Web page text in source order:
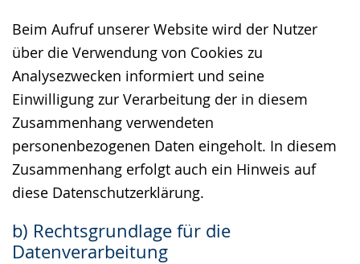
Beim Aufruf unserer Website wird der Nutzer
über die Verwendung von Cookies zu
Analysezwecken informiert und seine
Einwilligung zur Verarbeitung der in diesem
Zusammenhang verwendeten
personenbezogenen Daten eingeholt. In diesem
Zusammenhang erfolgt auch ein Hinweis auf
diese Datenschutzerklärung.
b) Rechtsgrundlage für die
Datenverarbeitung